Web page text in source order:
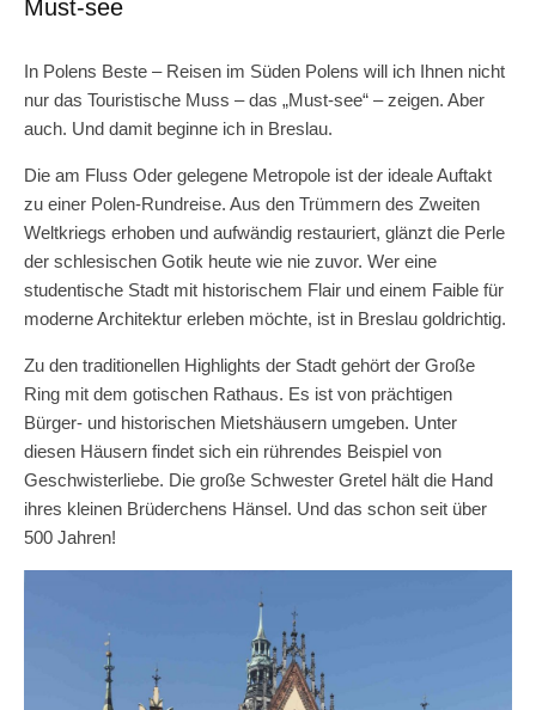
Must-see
In Polens Beste – Reisen im Süden Polens will ich Ihnen nicht
nur das Touristische Muss – das „Must-see“ – zeigen. Aber
auch. Und damit beginne ich in Breslau.
Die am Fluss Oder gelegene Metropole ist der ideale Auftakt
zu einer Polen-Rundreise. Aus den Trümmern des Zweiten
Weltkriegs erhoben und aufwändig restauriert, glänzt die Perle
der schlesischen Gotik heute wie nie zuvor. Wer eine
studentische Stadt mit historischem Flair und einem Faible für
moderne Architektur erleben möchte, ist in Breslau goldrichtig.
Zu den traditionellen Highlights der Stadt gehört der Große
Ring mit dem gotischen Rathaus. Es ist von prächtigen
Bürger- und historischen Mietshäusern umgeben. Unter
diesen Häusern findet sich ein rührendes Beispiel von
Geschwisterliebe. Die große Schwester Gretel hält die Hand
ihres kleinen Brüderchens Hänsel. Und das schon seit über
500 Jahren!